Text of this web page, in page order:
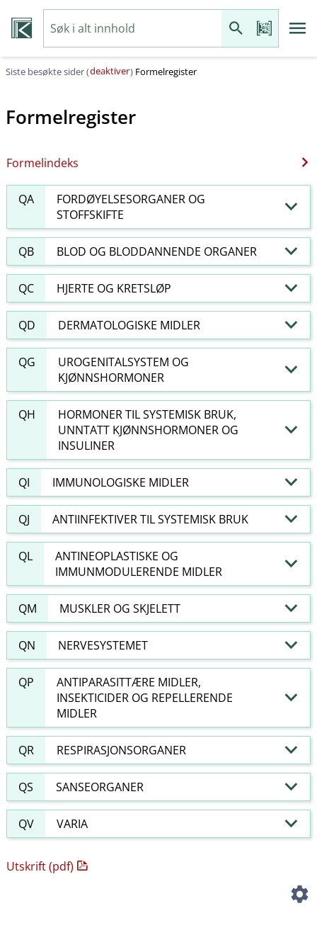
Siste besøkte sider (deaktiver) Formelregister
Formelregister
Formelindeks
QA
FORDØYELSESORGANER OG
STOFFSKIFTE
QB BLOD OG BLODDANNENDE ORGANER
QC HJERTE OG KRETSLØP
QD DERMATOLOGISKE MIDLER
QG
UROGENITALSYSTEM OG
KJØNNSHORMONER
QH
HORMONER TIL SYSTEMISK BRUK,
UNNTATT KJØNNSHORMONER OG
INSULINER
QI IMMUNOLOGISKE MIDLER
QJ ANTIINFEKTIVER TIL SYSTEMISK BRUK
QL
ANTINEOPLASTISKE OG
IMMUNMODULERENDE MIDLER
QM MUSKLER OG SKJELETT
QN NERVESYSTEMET
QP
ANTIPARASITTÆRE MIDLER,
INSEKTICIDER OG REPELLERENDE
MIDLER
QR RESPIRASJONSORGANER
QS SANSEORGANER
QV VARIA
Utskrift (pdf)